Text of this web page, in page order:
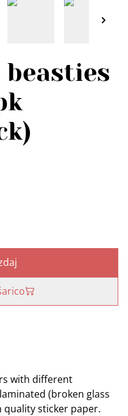
with different
(broken glass
sticker paper.